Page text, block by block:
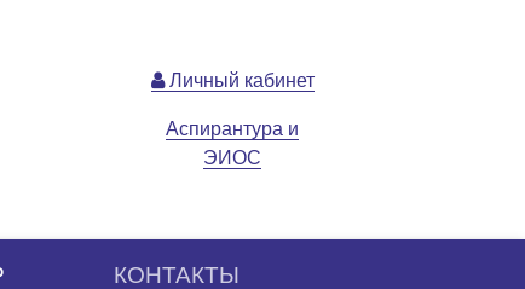
Личный кабинет
Аспирантура и
ЭИОС
КОНТАКТЫ